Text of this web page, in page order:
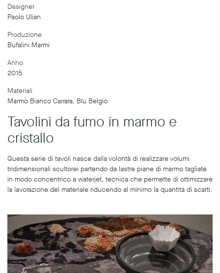
Designer
Paolo Ulian
Produzione
Bufalini Marmi
Anno
2015
Materiali
Marmo Bianco Carrara, Blu Belgio
Tavolini da fumo in marmo e
cristallo
Questa serie di tavoli nasce dalla volontà di realizzare volumi
tridimensionali scultorei partendo da lastre piane di marmo tagliate
in modo concentrico a waterjet, tecnica che permette di ottimizzare
la lavorazione del materiale riducendo al minimo la quantità di scarti.